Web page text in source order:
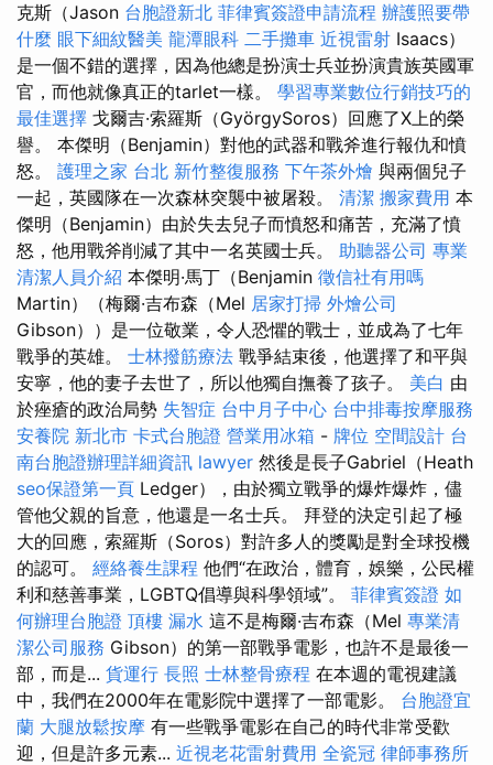
克斯（Jason 台胞證新北 菲律賓簽證申請流程 辦護照要帶
什麼 眼下細紋醫美 龍潭眼科 二手攤車 近視雷射 Isaacs）
是一個不錯的選擇，因為他總是扮演士兵並扮演貴族英國軍
官，而他就像真正的tarlet一樣。 學習專業數位行銷技巧的
最佳選擇 戈爾吉·索羅斯（GyörgySoros）回應了X上的榮
譽。 本傑明（Benjamin）對他的武器和戰斧進行報仇和憤
怒。 護理之家 台北 新竹整復服務 下午茶外燴 與兩個兒子
一起，英國隊在一次森林突襲中被屠殺。 清潔 搬家費用 本
傑明（Benjamin）由於失去兒子而憤怒和痛苦，充滿了憤
怒，他用戰斧削減了其中一名英國士兵。 助聽器公司 專業
清潔人員介紹 本傑明·馬丁（Benjamin 徵信社有用嗎
Martin）（梅爾·吉布森（Mel 居家打掃 外燴公司
Gibson））是一位敬業，令人恐懼的戰士，並成為了七年
戰爭的英雄。 士林撥筋療法 戰爭結束後，他選擇了和平與
安寧，他的妻子去世了，所以他獨自撫養了孩子。 美白 由
於痤瘡的政治局勢 失智症 台中月子中心 台中排毒按摩服務
安養院 新北市 卡式台胞證 營業用冰箱 - 牌位 空間設計 台
南台胞證辦理詳細資訊 lawyer 然後是長子Gabriel（Heath
seo保證第一頁 Ledger），由於獨立戰爭的爆炸爆炸，儘
管他父親的旨意，他還是一名士兵。 拜登的決定引起了極
大的回應，索羅斯（Soros）對許多人的獎勵是對全球投機
的認可。 經絡養生課程 他們“在政治，體育，娛樂，公民權
利和慈善事業，LGBTQ倡導與科學領域”。 菲律賓簽證 如
何辦理台胞證 頂樓 漏水 這不是梅爾·吉布森（Mel 專業清
潔公司服務 Gibson）的第一部戰爭電影，也許不是最後一
部，而是... 貨運行 長照 士林整骨療程 在本週的電視建議
中，我們在2000年在電影院中選擇了一部電影。 台胞證宜
蘭 大腿放鬆按摩 有一些戰爭電影在自己的時代非常受歡
迎，但是許多元素... 近視老花雷射費用 全瓷冠 律師事務所